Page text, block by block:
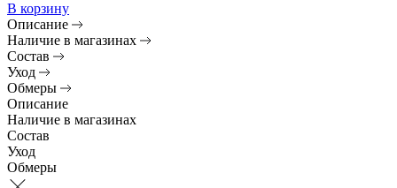
В корзину
Описание
Наличие в магазинах
Состав
Уход
Обмеры
Описание
Наличие в магазинах
Состав
Уход
Обмеры